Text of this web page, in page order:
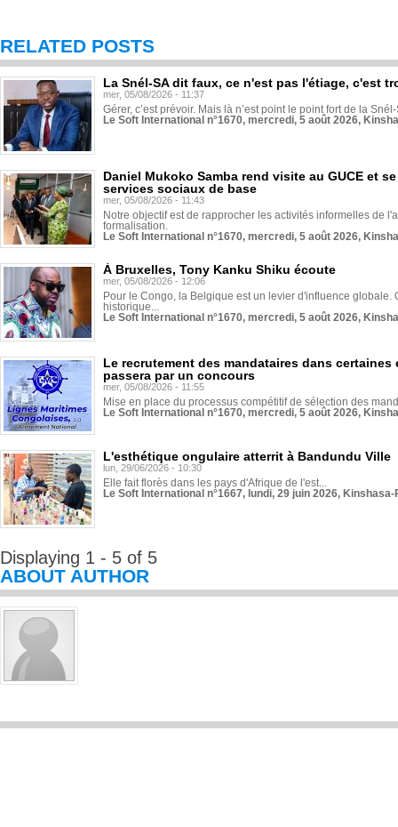
RELATED POSTS
La Snél-SA dit faux, ce n'est pas l'étiage, c'est
mer, 05/08/2026 - 11:37
Gérer, c’est prévoir. Mais là n’est point le point fort de la
Le Soft International n°1670, mercredi, 5 août 2026,
Daniel Mukoko Samba rend visite au GUCE et
services sociaux de base
mer, 05/08/2026 - 11:43
Notre objectif est de rapprocher les activités informelles de
formalisation.
Le Soft International n°1670, mercredi, 5 août 2026,
À Bruxelles, Tony Kanku Shiku écoute
mer, 05/08/2026 - 12:06
Pour le Congo, la Belgique est un levier d'influence globale.
historique...
Le Soft International n°1670, mercredi, 5 août 2026,
Le recrutement des mandataires dans
passera par un concours
mer, 05/08/2026 - 11:55
Mise en place du processus compétitif de sélection des
Le Soft International n°1670, mercredi, 5 août 2026,
L'esthétique ongulaire atterrit à Bandundu Ville
lun, 29/06/2026 - 10:30
Elle fait florès dans les pays d'Afrique de l'est...
Le Soft International n°1667, lundi, 29 juin 2026,
Displaying 1 - 5 of 5
ABOUT AUTHOR